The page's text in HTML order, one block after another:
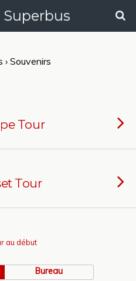
Superbus
› Souvenirs
Tour
Tour
au début
Bureau